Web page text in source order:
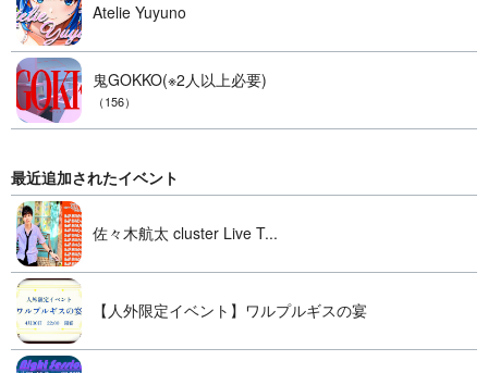
Atelie Yuyuno
鬼GOKKO(※2人以上必要)
（156）
最近追加されたイベント
佐々木航太 cluster Live T...
【人外限定イベント】ワルプルギスの宴